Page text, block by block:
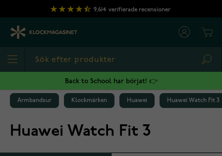
Hoppa till innehållet
9,614 verifierade recensioner
Back to School har börjat! 👉
Armbandsur Klockmärken Huawei Huawei Watch Fit 3
Huawei Watch Fit 3